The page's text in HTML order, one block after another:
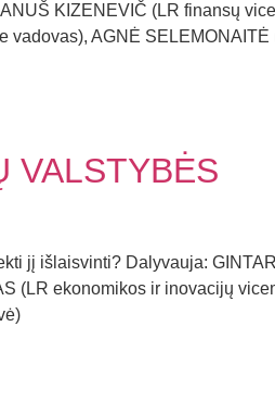
KIZENEVIČ (LR finansų
vadovas), AGNĖ SELEMONAITĖ
VALSTYBĖS
jį išlaisvinti? Dalyvauja:
(LR ekonomikos ir inovacijų